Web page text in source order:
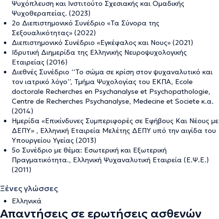
Ψυχόπλευση και Ινστιτούτο Σχεσιακής και Ομαδικής
Ψυχοθεραπείας. (2023)
2ο Διεπιστημονικό Συνέδριο «Τα Σύνορα της
Σεξουαλικότητας» (2022)
Διεπιστημονικό Συνέδριο «Εγκέφαλος και Νους» (2021)
Ιδρυτική Διημερίδα της Ελληνικής Νευροψυχολογικής
Εταιρείας (2016)
Διεθνές Συνέδριο ‘‘Το σώμα σε κρίση στον ψυχαναλυτικό και
τον ιατρικό λόγο’’, Τμήμα Ψυχολογίας του ΕΚΠΑ, Ecole
doctorale Recherches en Psychanalyse et Psychopathologie,
Centre de Recherches Psychanalyse, Medecine et Societe κ.α.
(2014)
Ημερίδα «Επικίνδυνες Συμπεριφορές σε Εφήβους Και Νέους με
ΔΕΠΥ» , Ελληνική Εταιρεία Μελέτης ΔΕΠΥ υπό την αιγίδα του
Υπουργείου Υγείας (2013)
5ο Συνέδριο με θέμα: Εσωτερική και Εξωτερική
Πραγματικότητα., Ελληνική Ψυχαναλυτική Εταιρεία (Ε.Ψ.Ε.)
(2011)
Ξένες γλώσσες
Ελληνικά
Απαντήσεις σε ερωτήσεις ασθενών